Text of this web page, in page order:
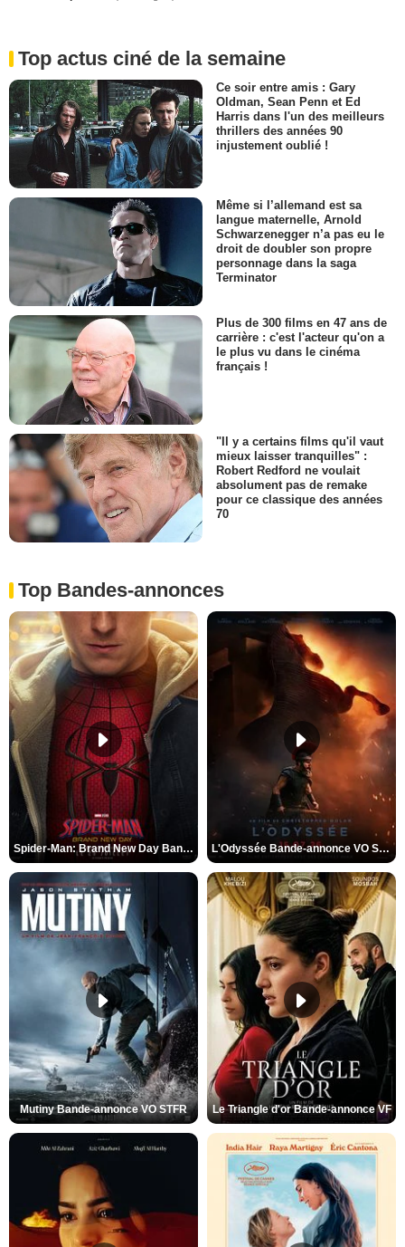
Top actus ciné de la semaine
Ce soir entre amis : Gary
Oldman, Sean Penn et Ed
Harris dans l'un des meilleurs
thrillers des années 90
injustement oublié !
Même si l’allemand est sa
langue maternelle, Arnold
Schwarzenegger n’a pas eu le
droit de doubler son propre
personnage dans la saga
Terminator
Plus de 300 films en 47 ans de
carrière : c'est l'acteur qu'on a
le plus vu dans le cinéma
français !
"Il y a certains films qu'il vaut
mieux laisser tranquilles" :
Robert Redford ne voulait
absolument pas de remake
pour ce classique des années
70
Top Bandes-annonces
Spider-Man: Brand New Day Bande-annonce VO STFR L'Odyssée Bande-annonce VO STFR
Mutiny Bande-annonce VO STFR Le Triangle d'or Bande-annonce VF